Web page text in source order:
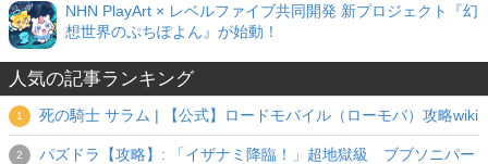
NHN PlayArt × レベルファイブ共同開発 新プロジェクト『幻
想世界のぷちぽよん』が始動！
人気の記事ランキング
死の騎士 サラム | 【公式】ロードモバイル（ローモバ）攻略wiki
パズドラ【攻略】: 「イザナミ降臨！」超地獄級 ブブソニパー